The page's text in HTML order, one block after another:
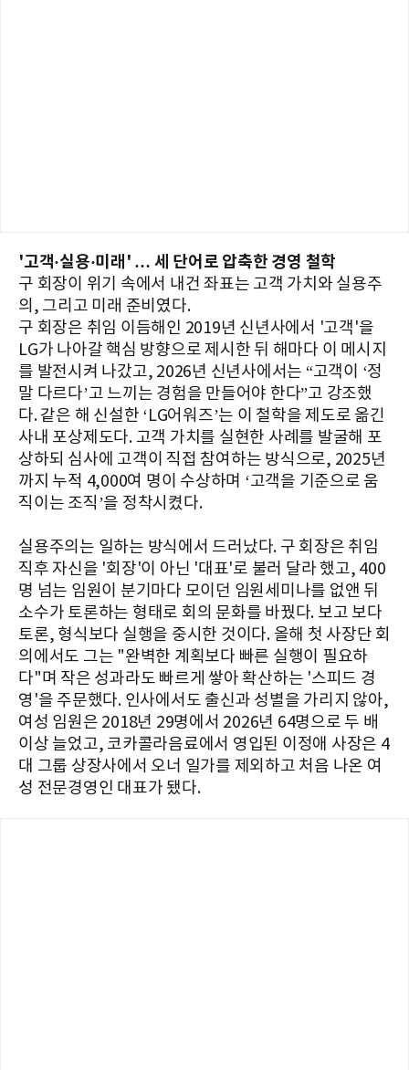
'고객·실용·미래' … 세 단어로 압축한 경영 철학
구 회장이 위기 속에서 내건 좌표는 고객 가치와 실용주
의, 그리고 미래 준비였다.
구 회장은 취임 이듬해인 2019년 신년사에서 '고객'을
LG가 나아갈 핵심 방향으로 제시한 뒤 해마다 이 메시지
를 발전시켜 나갔고, 2026년 신년사에서는 “고객이 ‘정
말 다르다’고 느끼는 경험을 만들어야 한다”고 강조했
다. 같은 해 신설한 ‘LG어워즈’는 이 철학을 제도로 옮긴
사내 포상제도다. 고객 가치를 실현한 사례를 발굴해 포
상하되 심사에 고객이 직접 참여하는 방식으로, 2025년
까지 누적 4,000여 명이 수상하며 ‘고객을 기준으로 움
직이는 조직’을 정착시켰다.
실용주의는 일하는 방식에서 드러났다. 구 회장은 취임
직후 자신을 '회장'이 아닌 '대표'로 불러 달라 했고, 400
명 넘는 임원이 분기마다 모이던 임원세미나를 없앤 뒤
소수가 토론하는 형태로 회의 문화를 바꿨다. 보고 보다
토론, 형식보다 실행을 중시한 것이다. 올해 첫 사장단 회
의에서도 그는 "완벽한 계획보다 빠른 실행이 필요하
다"며 작은 성과라도 빠르게 쌓아 확산하는 '스피드 경
영'을 주문했다. 인사에서도 출신과 성별을 가리지 않아,
여성 임원은 2018년 29명에서 2026년 64명으로 두 배
이상 늘었고, 코카콜라음료에서 영입된 이정애 사장은 4
대 그룹 상장사에서 오너 일가를 제외하고 처음 나온 여
성 전문경영인 대표가 됐다.